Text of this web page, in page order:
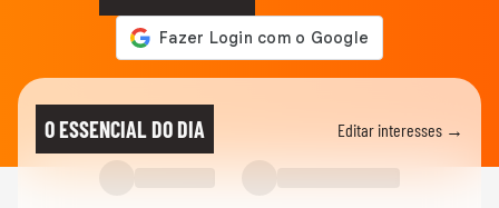
O ESSENCIAL DO DIA Editar interesses →